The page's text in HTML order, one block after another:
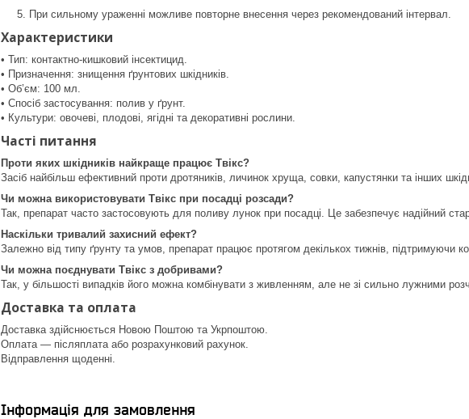
При сильному ураженні можливе повторне внесення через рекомендований інтервал.
Характеристики
• Тип: контактно-кишковий інсектицид.
• Призначення: знищення ґрунтових шкідників.
• Об’єм: 100 мл.
• Спосіб застосування: полив у ґрунт.
• Культури: овочеві, плодові, ягідні та декоративні рослини.
Часті питання
Проти яких шкідників найкраще працює Твікс?
Засіб найбільш ефективний проти дротяників, личинок хруща, совки, капустянки та інших
Чи можна використовувати Твікс при посадці розсади?
Так, препарат часто застосовують для поливу лунок при посадці. Це забезпечує надійний
Наскільки тривалий захисний ефект?
Залежно від типу ґрунту та умов, препарат працює протягом декількох тижнів, підтримуючи
Чи можна поєднувати Твікс з добривами?
Так, у більшості випадків його можна комбінувати з живленням, але не зі сильно лужними
Доставка та оплата
Доставка здійснюється Новою Поштою та Укрпоштою.
Оплата — післяплата або розрахунковий рахунок.
Відправлення щоденні.
Інформація для замовлення